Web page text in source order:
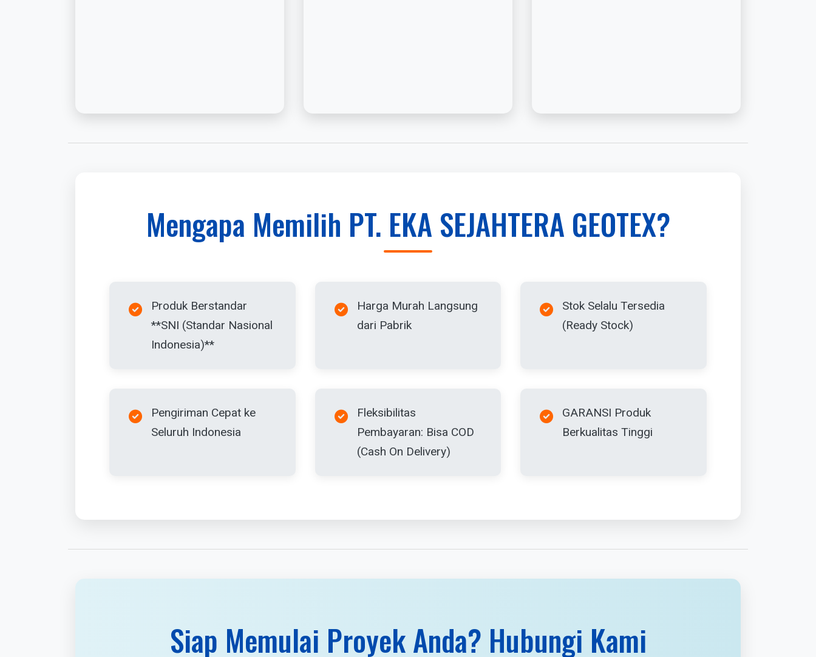
Mengapa Memilih PT. EKA SEJAHTERA GEOTEX?
Produk Berstandar
**SNI (Standar Nasional
Indonesia)**
Harga Murah Langsung
dari Pabrik
Stok Selalu Tersedia
(Ready Stock)
Pengiriman Cepat ke
Seluruh Indonesia
Fleksibilitas
Pembayaran: Bisa COD
(Cash On Delivery)
GARANSI Produk
Berkualitas Tinggi
Siap Memulai Proyek Anda? Hubungi Kami